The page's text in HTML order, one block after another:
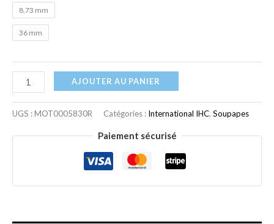
8,73 mm
36 mm
AJOUTER AU PANIER
UGS :MOT0005830R Catégories : International IHC, Soupapes
Paiement sécurisé